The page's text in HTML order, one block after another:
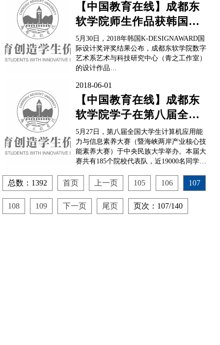
明理、USJ教学副校长李斌、USJ科技服务
副校长JayTang、USJ课程与学生服务...
【中国教育在线】成都东
软学院师生作品获韩国K-
DESIGN国际设计大奖
5月30日，2018年韩国K-DESIGNAWARD国
际设计奖评奖结果公布，成都东软学院数字
艺术系艺术与科技研究中心（青之工作室）
的设计作品
奖（WINNER）”奖项，该作品由艺术设计
团队教师周超、陈志刚、周爵禄及学生胡视
亚、姚维佳共同创作完成。这是成都东软学
院实施T-C教育教...
2018-06-01
【中国教育在线】成都东
软学院学子在第八届全国
大学生计算机应用能力与
信息素养大...
5月27日，第八届全国大学生计算机应用能
力与信息素养大赛（暨海峡两岸产业核心技
能素养大赛）于中央民族大学举办。本届大
赛共有185个院校代表队，近19000名同学参
个，参赛选手数为878人，其中台湾代表队
派出了来自25所院校的69位师生参与了本活
动。经过成都东软学院信软系、计科系多次
选拔，...
总数：1392 首页 上一页 105 106 107
108 109 下一页 尾页 页次：107/140